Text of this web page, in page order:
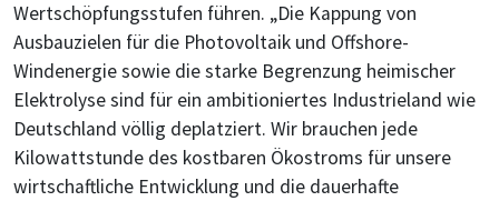
Wertschöpfungsstufen führen. „Die Kappung von
Ausbauzielen für die Photovoltaik und Offshore-
Windenergie sowie die starke Begrenzung heimischer
Elektrolyse sind für ein ambitioniertes Industrieland wie
Deutschland völlig deplatziert. Wir brauchen jede
Kilowattstunde des kostbaren Ökostroms für unsere
wirtschaftliche Entwicklung und die dauerhafte